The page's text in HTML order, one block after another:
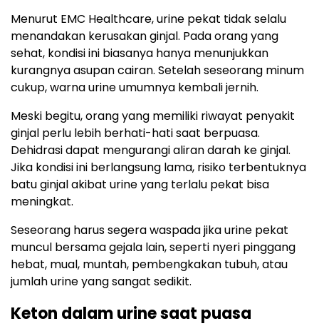
Menurut EMC Healthcare, urine pekat tidak selalu
menandakan kerusakan ginjal. Pada orang yang
sehat, kondisi ini biasanya hanya menunjukkan
kurangnya asupan cairan. Setelah seseorang minum
cukup, warna urine umumnya kembali jernih.
Meski begitu, orang yang memiliki riwayat penyakit
ginjal perlu lebih berhati-hati saat berpuasa.
Dehidrasi dapat mengurangi aliran darah ke ginjal.
Jika kondisi ini berlangsung lama, risiko terbentuknya
batu ginjal akibat urine yang terlalu pekat bisa
meningkat.
Seseorang harus segera waspada jika urine pekat
muncul bersama gejala lain, seperti nyeri pinggang
hebat, mual, muntah, pembengkakan tubuh, atau
jumlah urine yang sangat sedikit.
Keton dalam urine saat puasa